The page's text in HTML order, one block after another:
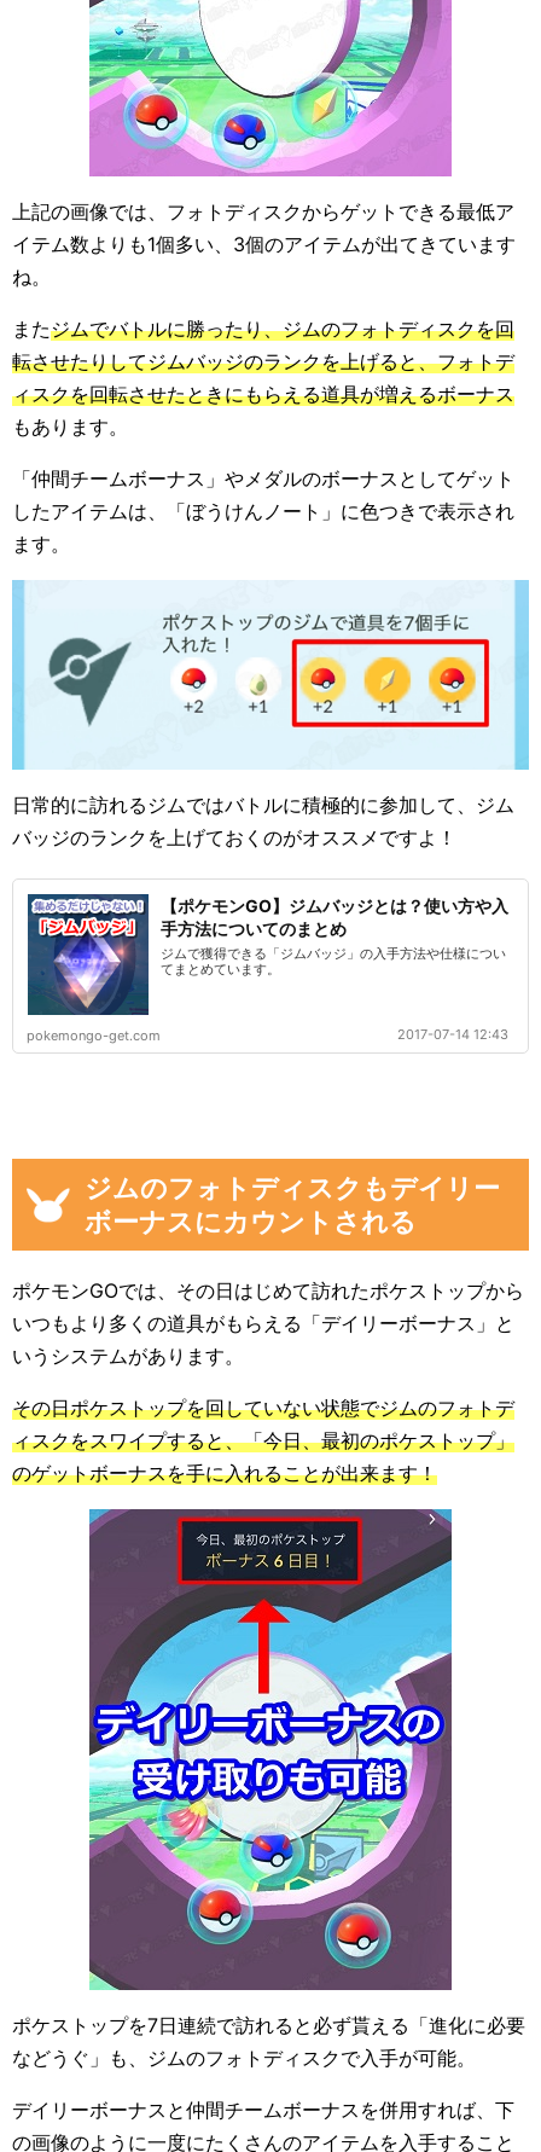
上記の画像では、フォトディスクからゲットできる最低ア
イテム数よりも1個多い、3個のアイテムが出てきています
ね。
またジムでバトルに勝ったり、ジムのフォトディスクを回
転させたりしてジムバッジのランクを上げると、フォトデ
ィスクを回転させたときにもらえる道具が増えるボーナス
もあります。
「仲間チームボーナス」やメダルのボーナスとしてゲット
したアイテムは、「ぼうけんノート」に色つきで表示され
ます。
日常的に訪れるジムではバトルに積極的に参加して、ジム
バッジのランクを上げておくのがオススメですよ！
【ポケモンGO】ジムバッジとは？使い方や入
手方法についてのまとめ
ジムで獲得できる「ジムバッジ」の入手方法や仕様につい
てまとめています。
pokemongo-get.com 2017-07-14 12:43
ジムのフォトディスクもデイリー
ボーナスにカウントされる
ポケモンGOでは、その日はじめて訪れたポケストップから
いつもより多くの道具がもらえる「デイリーボーナス」と
いうシステムがあります。
その日ポケストップを回していない状態でジムのフォトデ
ィスクをスワイプすると、「今日、最初のポケストップ」
のゲットボーナスを手に入れることが出来ます！
ポケストップを7日連続で訪れると必ず貰える「進化に必要
などうぐ」も、ジムのフォトディスクで入手が可能。
デイリーボーナスと仲間チームボーナスを併用すれば、下
の画像のように一度にたくさんのアイテムを入手すること